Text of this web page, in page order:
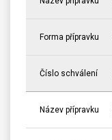
Forma přípravku
Číslo schválení
Název přípravku